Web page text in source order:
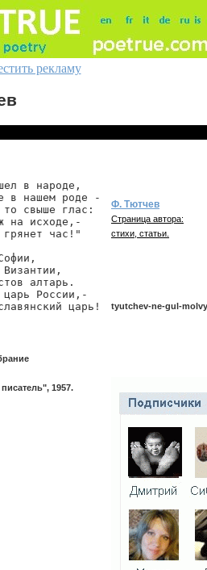
рекламу
в народе,
в нашем роде -
свыше глас:
на исходе,-
час!"
алтарь.
России,-
царь!
1957.
Ф. Тютчев
Страница автора:
стихи, статьи.
tyutchev-ne-gul-molvy